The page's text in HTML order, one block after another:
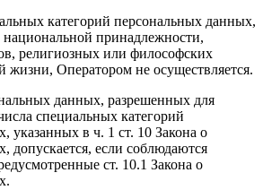
категорий персональных данных,
принадлежности,
религиозных или философских
Оператором не осуществляется.
данных, разрешенных для
специальных категорий
указанных в ч. 1 ст. 10 Закона о
допускается, если соблюдаются
ст. 10.1 Закона о